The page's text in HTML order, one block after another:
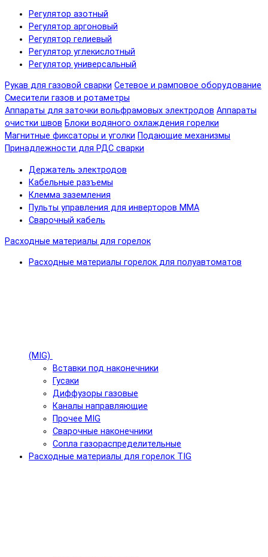
Регулятор азотный
Регулятор аргоновый
Регулятор гелиевый
Регулятор углекислотный
Регулятор универсальный
Рукав для газовой сварки Сетевое и рамповое оборудование
Смесители газов и ротаметры
Аппараты для заточки вольфрамовых электродов Аппараты
очистки швов Блоки водяного охлаждения горелки
Магнитные фиксаторы и уголки Подающие механизмы
Принадлежности для РДС сварки
Держатель электродов
Кабельные разъемы
Клемма заземления
Пульты управления для инверторов MMA
Сварочный кабель
Расходные материалы для горелок
Расходные материалы горелок для полуавтоматов
(MIG)
Вставки под наконечники
Гусаки
Диффузоры газовые
Каналы направляющие
Прочее MIG
Сварочные наконечники
Сопла газораспределительные
Расходные материалы для горелок TIG